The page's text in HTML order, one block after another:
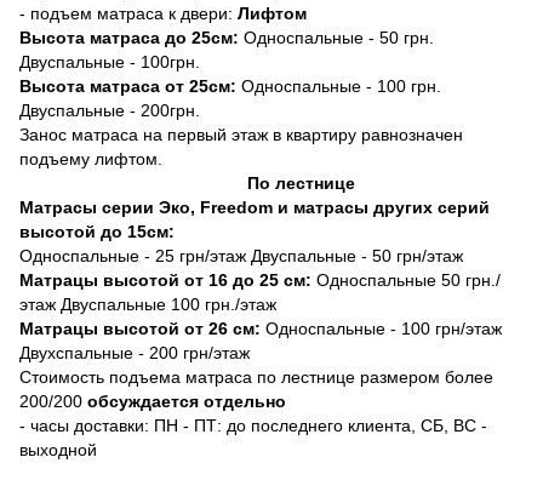
- подъем матраса к двери: Лифтом
Высота матраса до 25см: Односпальные - 50 грн.
Двуспальные - 100грн.
Высота матраса от 25см: Односпальные - 100 грн.
Двуспальные - 200грн.
Занос матраса на первый этаж в квартиру равнозначен
подъему лифтом.
По лестнице
Матрасы серии Эко, Freedom и матрасы других серий
высотой до 15см:
Односпальные - 25 грн/этаж Двуспальные - 50 грн/этаж
Матрацы высотой от 16 до 25 см: Односпальные 50 грн./
этаж Двуспальные 100 грн./этаж
Матрацы высотой от 26 см: Односпальные - 100 грн/этаж
Двухспальные - 200 грн/этаж
Стоимость подъема матраса по лестнице размером более
200/200 обсуждается отдельно
- часы доставки: ПН - ПТ: до последнего клиента, СБ, ВС -
выходной